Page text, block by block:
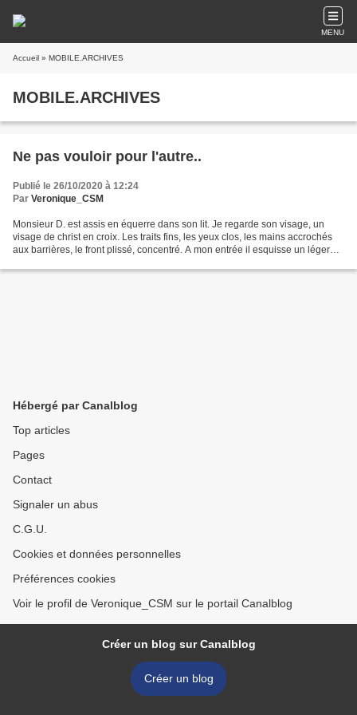
MENU
Accueil » MOBILE.ARCHIVES
MOBILE.ARCHIVES
Ne pas vouloir pour l'autre..
Publié le 26/10/2020 à 12:24
Par Veronique_CSM
Monsieur D. est assis en équerre dans son lit. Je regarde son visage, un
visage de christ en croix. Les traits fins, les yeux clos, les mains accrochés
aux barrières, le front plissé, concentré. A mon entrée il esquisse un léger
Hébergé par Canalblog
Top articles
Pages
Contact
Signaler un abus
C.G.U.
Cookies et données personnelles
Préférences cookies
Voir le profil de Veronique_CSM sur le portail Canalblog
Créer un blog sur Canalblog
Créer un blog